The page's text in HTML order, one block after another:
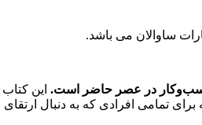
این
تمامی افرادی که به دنبال